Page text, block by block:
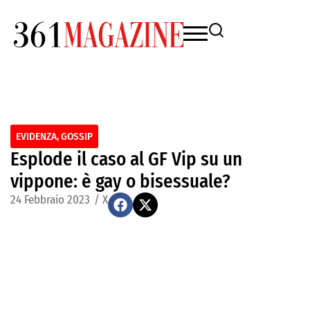
EVIDENZA,GOSSIP
Esplode il caso al GF Vip su un
vippone: è gay o bisessuale?
24 Febbraio 2023 / X